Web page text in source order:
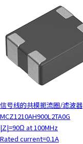
信号线的共模扼流圈/滤波器
MCZ1210AH900L2TA0G
|Z|=90Ω at 100MHz
Rated current=0.1A